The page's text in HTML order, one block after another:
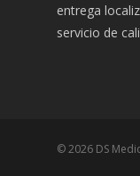
entrega
servicio de
© 2026 DS